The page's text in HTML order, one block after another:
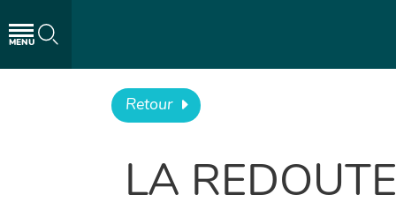
MENU
Retour
LA